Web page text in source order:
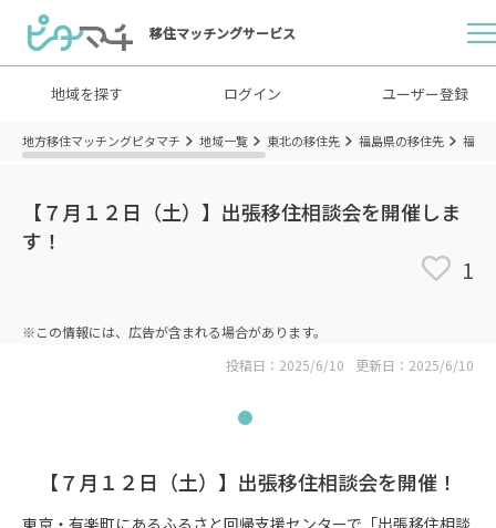
移住マッチングサービス
地域を探す ログイン ユーザー登録
地方移住マッチングピタマチ 地域一覧 東北の移住先 福島県の移住先 福島
【７月１２日（土）】出張移住相談会を開催しま
す！
1
※この情報には、広告が含まれる場合があります。
投稿日：2025/6/10
更新日：2025/6/10
【７月１２日（土）】出張移住相談会を開催！
東京・有楽町にあるふるさと回帰支援センターで「出張移住相談